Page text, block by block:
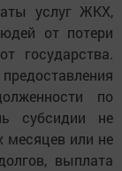
услуг ЖКХ,
от потери
государства.
по
субсидии не
месяцев или не
выплата